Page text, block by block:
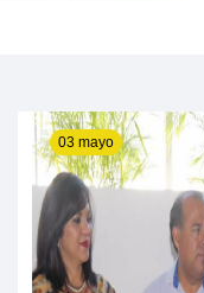
03 mayo